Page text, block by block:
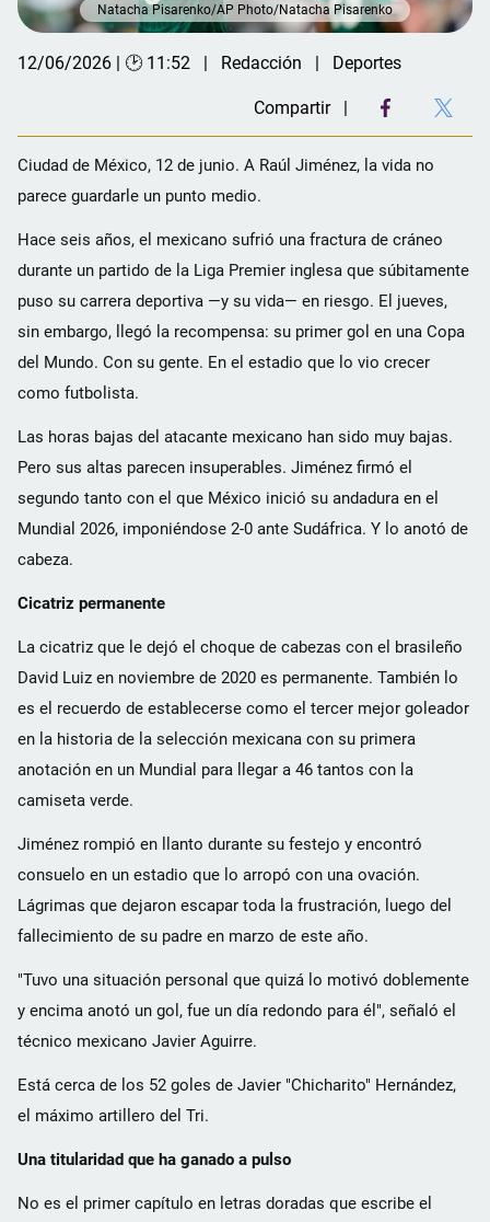
Natacha Pisarenko/AP Photo/Natacha Pisarenko
12/06/2026 | 🕑 11:52 Redacción Deportes
Compartir
Ciudad de México, 12 de junio. A Raúl Jiménez, la vida no
parece guardarle un punto medio.
Hace seis años, el mexicano sufrió una fractura de cráneo
durante un partido de la Liga Premier inglesa que súbitamente
puso su carrera deportiva —y su vida— en riesgo. El jueves,
sin embargo, llegó la recompensa: su primer gol en una Copa
del Mundo. Con su gente. En el estadio que lo vio crecer
como futbolista.
Las horas bajas del atacante mexicano han sido muy bajas.
Pero sus altas parecen insuperables. Jiménez firmó el
segundo tanto con el que México inició su andadura en el
Mundial 2026, imponiéndose 2-0 ante Sudáfrica. Y lo anotó de
cabeza.
Cicatriz permanente
La cicatriz que le dejó el choque de cabezas con el brasileño
David Luiz en noviembre de 2020 es permanente. También lo
es el recuerdo de establecerse como el tercer mejor goleador
en la historia de la selección mexicana con su primera
anotación en un Mundial para llegar a 46 tantos con la
camiseta verde.
Jiménez rompió en llanto durante su festejo y encontró
consuelo en un estadio que lo arropó con una ovación.
Lágrimas que dejaron escapar toda la frustración, luego del
fallecimiento de su padre en marzo de este año.
"Tuvo una situación personal que quizá lo motivó doblemente
y encima anotó un gol, fue un día redondo para él", señaló el
técnico mexicano Javier Aguirre.
Está cerca de los 52 goles de Javier "Chicharito" Hernández,
el máximo artillero del Tri.
Una titularidad que ha ganado a pulso
No es el primer capítulo en letras doradas que escribe el